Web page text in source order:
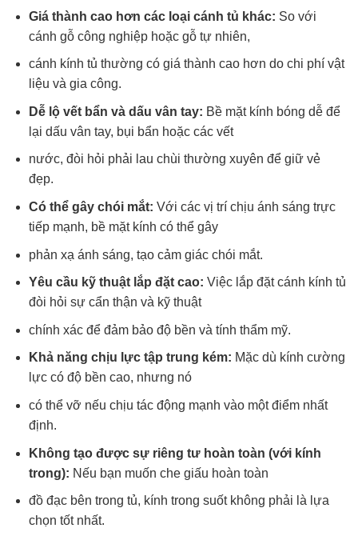
Giá thành cao hơn các loại cánh tủ khác: So với
cánh gỗ công nghiệp hoặc gỗ tự nhiên,
cánh kính tủ thường có giá thành cao hơn do chi phí vật
liệu và gia công.
Dễ lộ vết bẩn và dấu vân tay: Bề mặt kính bóng dễ để
lại dấu vân tay, bụi bẩn hoặc các vết
nước, đòi hỏi phải lau chùi thường xuyên để giữ vẻ
đẹp.
Có thể gây chói mắt: Với các vị trí chịu ánh sáng trực
tiếp mạnh, bề mặt kính có thể gây
phản xạ ánh sáng, tạo cảm giác chói mắt.
Yêu cầu kỹ thuật lắp đặt cao: Việc lắp đặt cánh kính tủ
đòi hỏi sự cẩn thận và kỹ thuật
chính xác để đảm bảo độ bền và tính thẩm mỹ.
Khả năng chịu lực tập trung kém: Mặc dù kính cường
lực có độ bền cao, nhưng nó
có thể vỡ nếu chịu tác động mạnh vào một điểm nhất
định.
Không tạo được sự riêng tư hoàn toàn (với kính
trong): Nếu bạn muốn che giấu hoàn toàn
đồ đạc bên trong tủ, kính trong suốt không phải là lựa
chọn tốt nhất.